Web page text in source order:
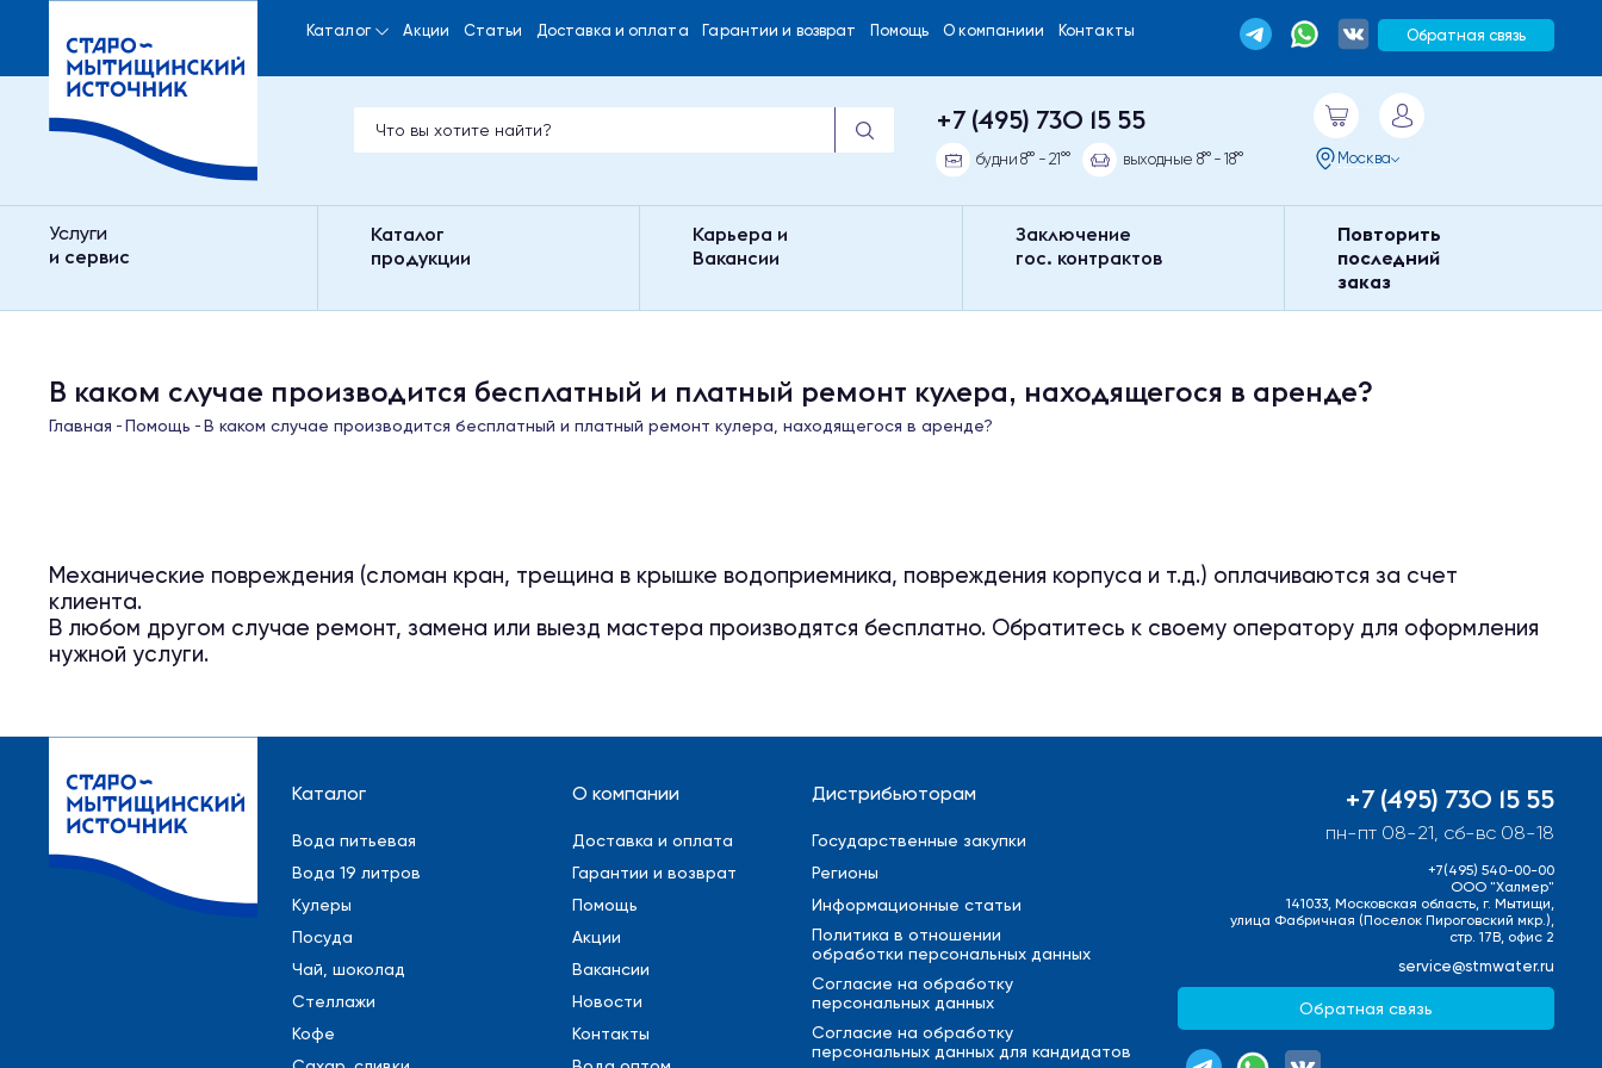
Каталог Акции Статьи Доставка и оплата Гарантии и возврат Помощь О компаниии Контакты Обратная связь
+7 (495) 730 15 55
будни 8°° - 21°° выходные 8°° - 18°° Москва
Услуги
и сервис
Каталог
продукции
Карьера и
Вакансии
Заключение
гос. контрактов
Повторить
последний
заказ
В каком случае производится бесплатный и платный ремонт кулера, находящегося в аренде?
Главная Помощь В каком случае производится бесплатный и платный ремонт кулера, находящегося в аренде?
Механические повреждения (сломан кран, трещина в крышке водоприемника, повреждения корпуса и т.д.) оплачиваются за счет
клиента.
В любом другом случае ремонт, замена или выезд мастера производятся бесплатно. Обратитесь к своему оператору для оформления
нужной услуги.
Каталог
Вода питьевая
Вода 19 литров
Кулеры
Посуда
Чай, шоколад
Стеллажи
Кофе
О компании
Доставка и оплата
Гарантии и возврат
Помощь
Акции
Вакансии
Новости
Контакты
Дистрибьюторам
Государственные закупки
Регионы
Информационные статьи
Политика в отношении
обработки персональных данных
Cогласие на обработку
персональных данных
Cогласие на обработку
персональных данных для кандидатов
+7 (495) 730 15 55
пн-пт 08-21, сб-вс 08-18
+7(495) 540-00-00
ООО "Халмер"
141033, Московская область, г. Мытищи,
улица Фабричная (Поселок Пироговский мкр.),
стр. 17В, офис 2
service@stmwater.ru
Обратная связь